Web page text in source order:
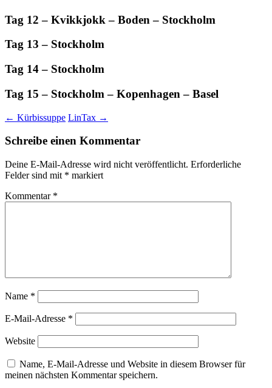
Tag 12 – Kvikkjokk – Boden – Stockholm
Tag 13 – Stockholm
Tag 14 – Stockholm
Tag 15 – Stockholm – Kopenhagen – Basel
Beitragsnavigation
← Kürbissuppe LinTax →
Schreibe einen Kommentar
Deine E-Mail-Adresse wird nicht veröffentlicht. Erforderliche
Felder sind mit * markiert
Kommentar *
Name *
E-Mail-Adresse *
Website
Name, E-Mail-Adresse und Website in diesem Browser für
meinen nächsten Kommentar speichern.